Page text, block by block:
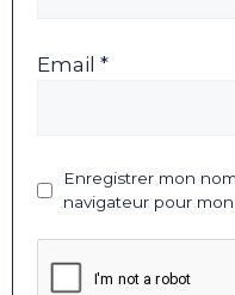
Email *
Enregistrer mon
navigateur pour